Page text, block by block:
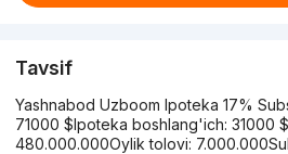
Tavsif
Yashnabod Uzboom Ipoteka 17%
71000 $Ipoteka boshlang'ich: 31000
480.000.000Oylik tolovi: